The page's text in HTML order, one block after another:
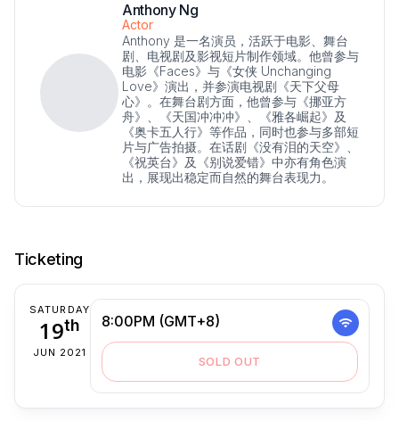
Anthony Ng
Actor
Anthony 是一名演员，活跃于电影、舞台
剧、电视剧及影视短片制作领域。他曾参与
电影《Faces》与《女侠 Unchanging
Love》演出，并参演电视剧《天下父母
心》。在舞台剧方面，他曾参与《挪亚方
舟》、《天国冲冲冲》、《雅各崛起》及
《奥卡五人行》等作品，同时也参与多部短
片与广告拍摄。在话剧《没有泪的天空》、
《祝英台》及《别说爱错》中亦有角色演
出，展现出稳定而自然的舞台表现力。
Ticketing
SATURDAY
19th
JUN 2021
8:00PM (GMT+8)
SOLD OUT